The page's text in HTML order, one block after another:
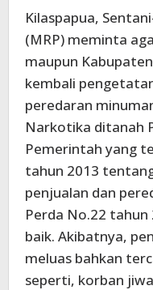
Kilaspapua,
(MRP) meminta
maupun
kembali
peredaran
Narkotika ditanah
Pemerintah yang
tahun 2013
penjualan dan
Perda No.22
baik. Akibatnya,
meluas bahkan
seperti, korban